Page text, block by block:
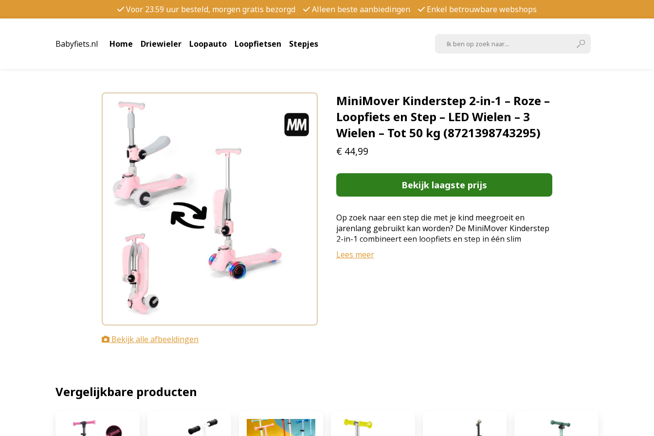
Voor 23.59 uur besteld, morgen gratis bezorgd Alleen beste aanbiedingen Enkel betrouwbare webshops
Babyfiets.nl Home Driewieler Loopauto Loopfietsen Stepjes
Bekijk alle afbeeldingen
MiniMover Kinderstep 2-in-1 – Roze –
Loopfiets en Step – LED Wielen – 3
Wielen – Tot 50 kg (8721398743295)
€ 44,99
Bekijk laagste prijs
Op zoek naar een step die met je kind meegroeit en
jarenlang gebruikt kan worden? De MiniMover Kinderstep
2-in-1 combineert een loopfiets en step in één slim
ontwerp. Dankzij de stabiele 3-wielconstructie, verstelbare
stuurhoogte en veilige balansbesturing leert je kind
sturen met balansbesturing De step stuurt door middel
van lichaamsbalans in plaats van een klassiek draaiend
Lees meer
Vergelijkbare producten